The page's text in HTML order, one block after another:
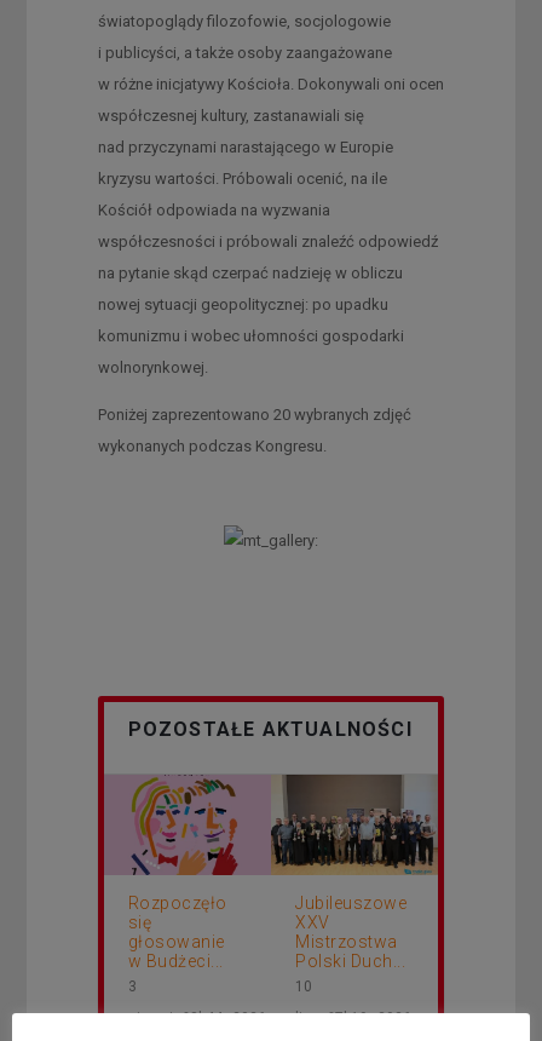
światopoglądy filozofowie, socjologowie
i publicyści, a także osoby zaangażowane
w różne inicjatywy Kościoła. Dokonywali oni ocen
współczesnej kultury, zastanawiali się
nad przyczynami narastającego w Europie
kryzysu wartości. Próbowali ocenić, na ile
Kościół odpowiada na wyzwania
współczesności i próbowali znaleźć odpowiedź
na pytanie skąd czerpać nadzieję w obliczu
nowej sytuacji geopolitycznej: po upadku
komunizmu i wobec ułomności gospodarki
wolnorynkowej.
Poniżej zaprezentowano 20 wybranych zdjęć
wykonanych podczas Kongresu.
POZOSTAŁE AKTUALNOŚCI
Rozpoczęło
się
głosowanie
w Budżeci...
3
sierpnia&8b44p;2026
Jubileuszowe
XXV
Mistrzostwa
Polski Duch...
10
lipca&7b19p;2026